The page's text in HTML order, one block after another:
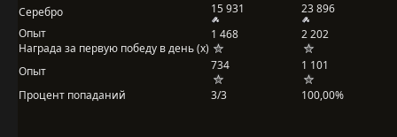
Серебро
15 931
23 896
Опыт
Награда за первую победу в день (x)
1 468 2 202
Опыт 734
1 101
Процент попаданий
3/3 100,00%